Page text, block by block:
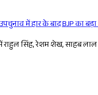
में हार के बाद BJP का
सिंह, रेशम शेख, साहब लाल